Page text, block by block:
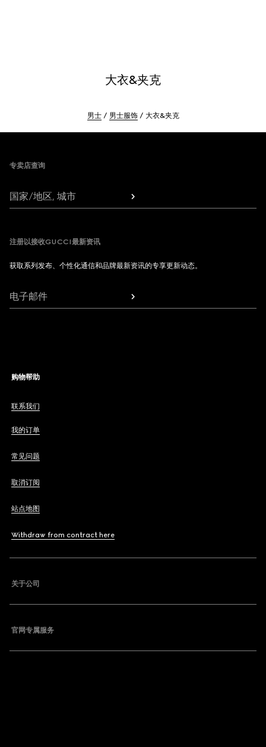
大衣&夹克
男士 男士服饰 大衣&夹克
专卖店查询
国家/地区, 城市
注册以接收GUCCI最新资讯
获取系列发布、个性化通信和品牌最新资讯的专享更新动态。
电子邮件
购物帮助
联系我们
我的订单
常见问题
取消订阅
站点地图
Withdraw from contract here
关于公司
官网专属服务